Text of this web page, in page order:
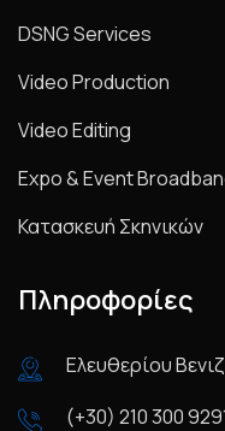
DSNG Services
Video Production
Video Editing
Expo & Event
Κατασκευή Σκηνικών
Πληροφορίες
Ελευθερίου
(+30) 210 300